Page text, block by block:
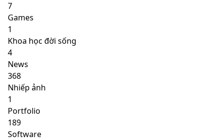
7
Games
1
Khoa học đời sống
4
News
368
Nhiếp ảnh
1
Portfolio
189
Software